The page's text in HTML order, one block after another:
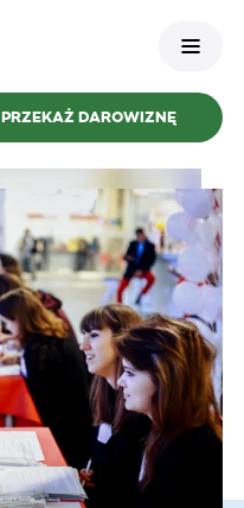
PRZEKAŻ DAROWIZNĘ